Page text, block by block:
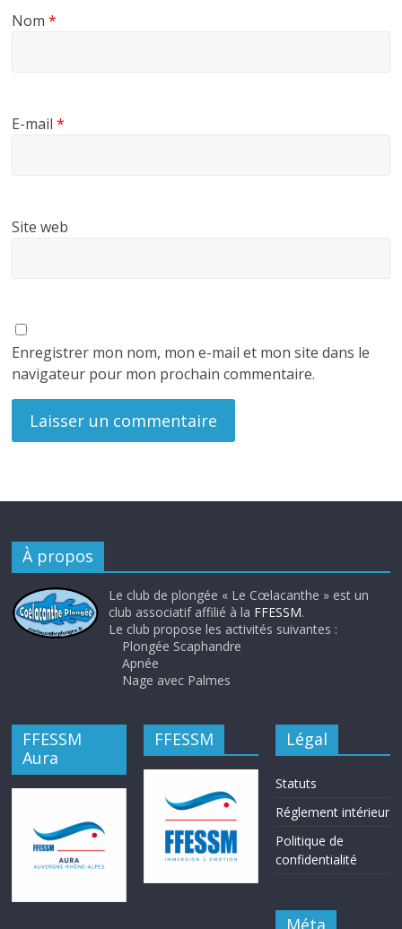
Nom*
E-mail*
Site web
Enregistrer mon nom, mon e-mail et mon site dans le
navigateur pour mon prochain commentaire.
À propos
Le club de plongée « Le Cœlacanthe » est un
club associatif affilié à la FFESSM.
Le club propose les activités suivantes :
Plongée Scaphandre
Apnée
Nage avec Palmes
FFESSM
Aura
FFESSM Légal
Statuts
Réglement intérieur
Politique de
confidentialité
Méta